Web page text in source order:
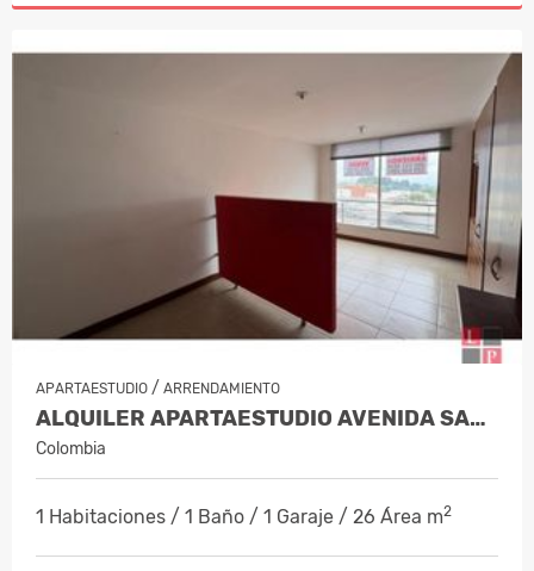
APARTAESTUDIO / ARRENDAMIENTO
ALQUILER APARTAESTUDIO AVENIDA SANTAN…
Colombia
1 Habitaciones / 1 Baño / 1 Garaje / 26 Área m2